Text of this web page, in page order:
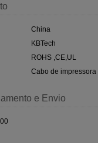
China
KBTech
ROHS ,CE,UL
Cabo de impressora
e Envio